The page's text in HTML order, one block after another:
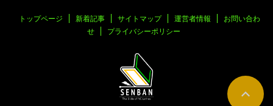
トップページ 新着記事 サイトマップ 運営者情報
お問い合わ
せ
プライバシーポリシー